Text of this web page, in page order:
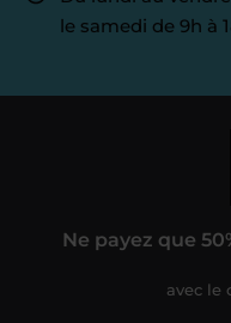
le samedi de 9h à
Ne payez que
avec le